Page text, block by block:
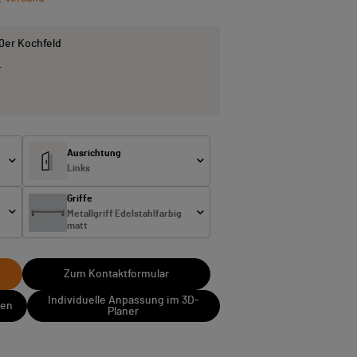
Kochfeld
Ausrichtung
Links
Griffe
Metallgriff Edelstahlfarbig
matt
Zum Kontaktformular
Individuelle Anpassung im 3D-
Planer